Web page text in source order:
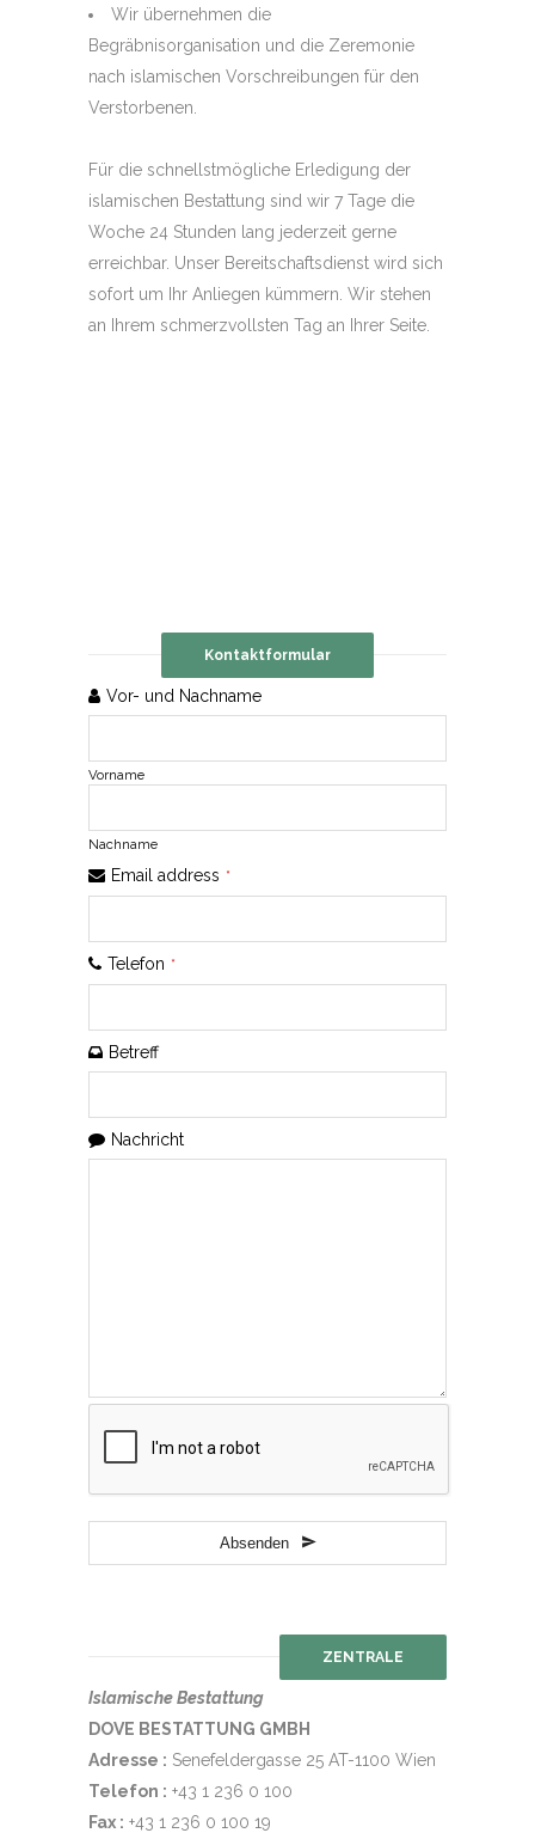
Wir übernehmen die
Begräbnisorganisation und die Zeremonie
nach islamischen Vorschreibungen für den
Verstorbenen.
Für die schnellstmögliche Erledigung der
islamischen Bestattung sind wir 7 Tage die
Woche 24 Stunden lang jederzeit gerne
erreichbar. Unser Bereitschaftsdienst wird sich
sofort um Ihr Anliegen kümmern. Wir stehen
an Ihrem schmerzvollsten Tag an Ihrer Seite.
Kontaktformular
Vor- und Nachname
Vorname
Nachname
Email address *
Telefon *
Betreff
Nachricht
Absenden
ZENTRALE
Islamische Bestattung
DOVE BESTATTUNG GMBH
Adresse : Senefeldergasse 25 AT-1100 Wien
Telefon : +43 1 236 0 100
Fax : +43 1 236 0 100 19